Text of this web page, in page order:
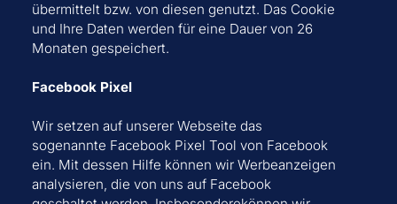
übermittelt bzw. von diesen genutzt. Das Cookie
und Ihre Daten werden für eine Dauer von 26
Monaten gespeichert.
Facebook Pixel
Wir setzen auf unserer Webseite das
sogenannte Facebook Pixel Tool von Facebook
ein. Mit dessen Hilfe können wir Werbeanzeigen
analysieren, die von uns auf Facebook